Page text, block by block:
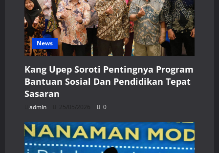
News
Kang Upep Soroti Pentingnya Program
Bantuan Sosial Dan Pendidikan Tepat
Sasaran
admin 25/05/2026 0